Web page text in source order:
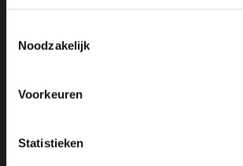
Noodzakelijk
Voorkeuren
Statistieken
075 621 8805